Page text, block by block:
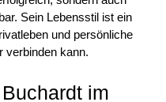
Sein Lebensstil ist ein
und persönliche
verbinden kann.
im